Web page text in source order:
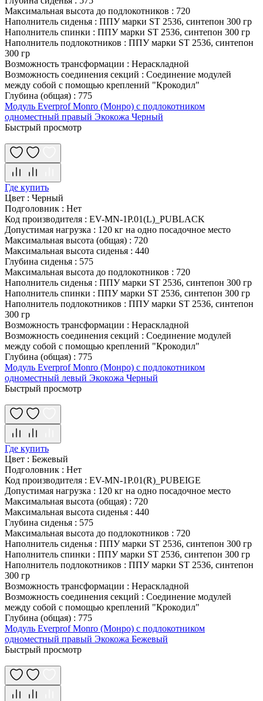
Максимальная высота до подлокотников : 720
Наполнитель сиденья : ППУ марки ST 2536, синтепон 300 гр
Наполнитель спинки : ППУ марки ST 2536, синтепон 300 гр
Наполнитель подлокотников : ППУ марки ST 2536, синтепон
300 гр
Возможность трансформации : Нераскладной
Возможность соединения секций : Соединение модулей
между собой с помощью креплений "Крокодил"
Глубина (общая) : 775
Модуль Everprof Monro (Монро) с подлокотником
одноместный правый Экокожа Черный
Быстрый просмотр
Где купить
Цвет : Черный
Подголовник : Нет
Код производителя : EV-MN-1P.01(L)_PUBLACK
Допустимая нагрузка : 120 кг на одно посадочное место
Максимальная высота (общая) : 720
Максимальная высота сиденья : 440
Глубина сиденья : 575
Максимальная высота до подлокотников : 720
Наполнитель сиденья : ППУ марки ST 2536, синтепон 300 гр
Наполнитель спинки : ППУ марки ST 2536, синтепон 300 гр
Наполнитель подлокотников : ППУ марки ST 2536, синтепон
300 гр
Возможность трансформации : Нераскладной
Возможность соединения секций : Соединение модулей
между собой с помощью креплений "Крокодил"
Глубина (общая) : 775
Модуль Everprof Monro (Монро) с подлокотником
одноместный левый Экокожа Черный
Быстрый просмотр
Где купить
Цвет : Бежевый
Подголовник : Нет
Код производителя : EV-MN-1P.01(R)_PUBEIGE
Допустимая нагрузка : 120 кг на одно посадочное место
Максимальная высота (общая) : 720
Максимальная высота сиденья : 440
Глубина сиденья : 575
Максимальная высота до подлокотников : 720
Наполнитель сиденья : ППУ марки ST 2536, синтепон 300 гр
Наполнитель спинки : ППУ марки ST 2536, синтепон 300 гр
Наполнитель подлокотников : ППУ марки ST 2536, синтепон
300 гр
Возможность трансформации : Нераскладной
Возможность соединения секций : Соединение модулей
между собой с помощью креплений "Крокодил"
Глубина (общая) : 775
Модуль Everprof Monro (Монро) с подлокотником
одноместный правый Экокожа Бежевый
Быстрый просмотр